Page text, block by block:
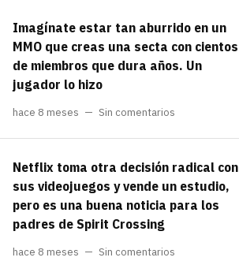
Imagínate estar tan aburrido en un
MMO que creas una secta con cientos
de miembros que dura años. Un
jugador lo hizo
hace 8 meses Sin comentarios
Netflix toma otra decisión radical con
sus videojuegos y vende un estudio,
pero es una buena noticia para los
padres de Spirit Crossing
hace 8 meses Sin comentarios